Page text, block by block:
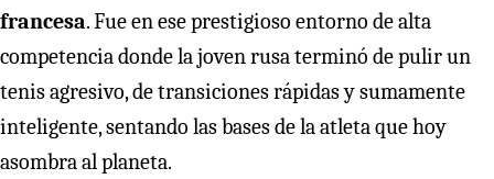
francesa. Fue en ese prestigioso entorno de alta
competencia donde la joven rusa terminó de pulir un
tenis agresivo, de transiciones rápidas y sumamente
inteligente, sentando las bases de la atleta que hoy
asombra al planeta.